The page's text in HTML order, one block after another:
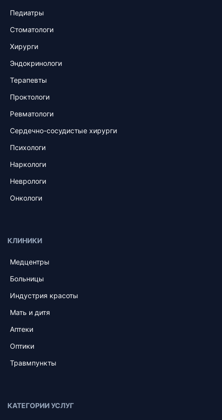
Педиатры
Стоматологи
Хирурги
Эндокринологи
Терапевты
Проктологи
Ревматологи
Сердечно-сосудистые хирурги
Психологи
Наркологи
Неврологи
Онкологи
КЛИНИКИ
Медцентры
Больницы
Индустрия красоты
Мать и дитя
Аптеки
Оптики
Травмпункты
КАТЕГОРИИ УСЛУГ